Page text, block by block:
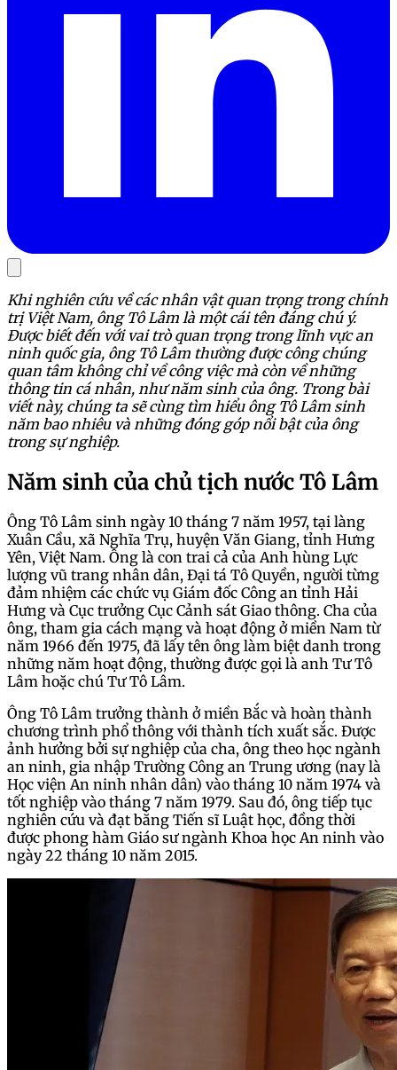
Khi nghiên cứu về các nhân vật quan trọng trong chính
trị Việt Nam, ông Tô Lâm là một cái tên đáng chú ý.
Được biết đến với vai trò quan trọng trong lĩnh vực an
ninh quốc gia, ông Tô Lâm thường được công chúng
quan tâm không chỉ về công việc mà còn về những
thông tin cá nhân, như năm sinh của ông. Trong bài
viết này, chúng ta sẽ cùng tìm hiểu ông Tô Lâm sinh
năm bao nhiêu và những đóng góp nổi bật của ông
trong sự nghiệp.
Năm sinh của chủ tịch nước Tô Lâm
Ông Tô Lâm sinh ngày 10 tháng 7 năm 1957, tại làng
Xuân Cầu, xã Nghĩa Trụ, huyện Văn Giang, tỉnh Hưng
Yên, Việt Nam. Ông là con trai cả của Anh hùng Lực
lượng vũ trang nhân dân, Đại tá Tô Quyền, người từng
đảm nhiệm các chức vụ Giám đốc Công an tỉnh Hải
Hưng và Cục trưởng Cục Cảnh sát Giao thông. Cha của
ông, tham gia cách mạng và hoạt động ở miền Nam từ
năm 1966 đến 1975, đã lấy tên ông làm biệt danh trong
những năm hoạt động, thường được gọi là anh Tư Tô
Lâm hoặc chú Tư Tô Lâm.
Ông Tô Lâm trưởng thành ở miền Bắc và hoàn thành
chương trình phổ thông với thành tích xuất sắc. Được
ảnh hưởng bởi sự nghiệp của cha, ông theo học ngành
an ninh, gia nhập Trường Công an Trung ương (nay là
Học viện An ninh nhân dân) vào tháng 10 năm 1974 và
tốt nghiệp vào tháng 7 năm 1979. Sau đó, ông tiếp tục
nghiên cứu và đạt bằng Tiến sĩ Luật học, đồng thời
được phong hàm Giáo sư ngành Khoa học An ninh vào
ngày 22 tháng 10 năm 2015.